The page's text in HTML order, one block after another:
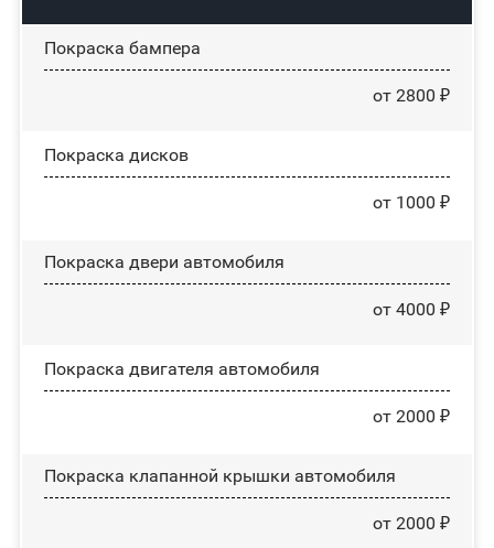
Покраска бампера
от 2800 ₽
Покраска дисков
от 1000 ₽
Покраска двери автомобиля
от 4000 ₽
Покраска двигателя автомобиля
от 2000 ₽
Покраска клапанной крышки автомобиля
от 2000 ₽